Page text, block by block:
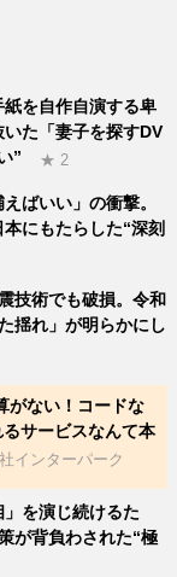
紙を自作自演する卑
た「妻子を探すDV
”
★ 2
ばいい」の衝撃。
にもたらした“深刻
技術でも破損。令和
揺れ」が明らかにし
がない！コードな
サービスなんて本
インターパーク
を演じ続けるた
が背負わされた“極